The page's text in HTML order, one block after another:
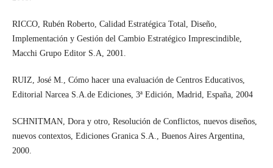
RICCO, Rubén Roberto, Calidad Estratégica Total, Diseño,
Implementación y Gestión del Cambio Estratégico Imprescindible,
Macchi Grupo Editor S.A, 2001.
RUIZ, José M., Cómo hacer una evaluación de Centros Educativos,
Editorial Narcea S.A.de Ediciones, 3ª Edición, Madrid, España, 2004
SCHNITMAN, Dora y otro, Resolución de Conflictos, nuevos diseños,
nuevos contextos, Ediciones Granica S.A., Buenos Aires Argentina,
2000.